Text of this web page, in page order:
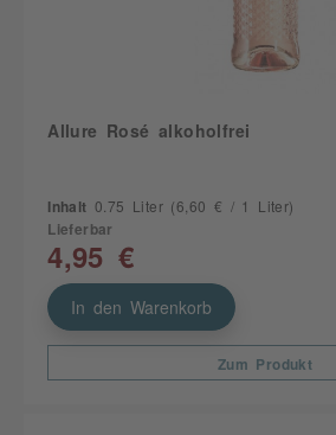
Allure Rosé alkoholfrei
Inhalt 0.75 Liter (6,60 € / 1 Liter)
Lieferbar
4,95 €
In den Warenkorb
Zum Produkt